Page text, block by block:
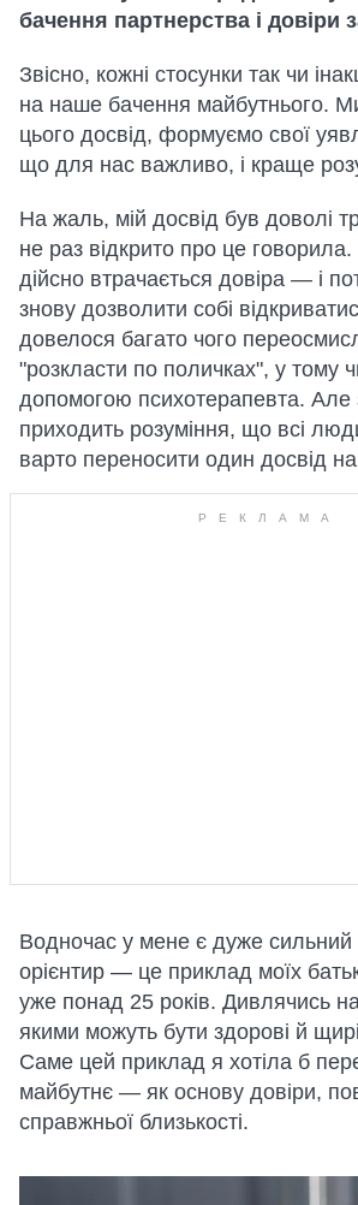
бачення партнерства і довіри
Звісно, кожні стосунки так чи
на наше бачення майбутнього.
цього досвід, формуємо свої
що для нас важливо, і краще
На жаль, мій досвід був доволі
не раз відкрито про це
дійсно втрачається довіра — і
знову дозволити собі
довелося багато чого
"розкласти по поличках", у тому
допомогою психотерапевта. Але
приходить розуміння, що всі люди
варто переносити один досвід на
Водночас у мене є дуже сильний
орієнтир — це приклад моїх
уже понад 25 років. Дивлячись
якими можуть бути здорові й
Саме цей приклад я хотіла б
майбутнє — як основу довіри,
справжньої близькості.